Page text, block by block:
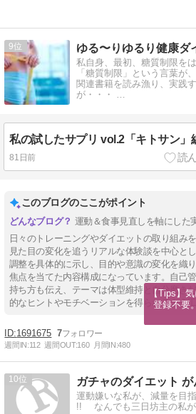
9 ゆる〜りゆるり健康ダ
私自身、最初、糖質制限を
「糖質制限」という言葉が
関連書籍を読み漁り、実践
が・・・ …
81日前
このブログのここがポイント
運動＆食事見直しを軸にした
日々のトレーニングやダイエットの取り組み
見た目の変化を追うリアルな体験談を中心と
調整を具体的に示し、目的や意識の変化を織
焦点を当てた内容構成になっています。自己
持ち方も伝え、テーマは体型維持と自分磨き
的なヒントやモチベーションを得られるよう
1691675 7
週間IN:112 週間OUT:160 月間IN:480
10 ガチャのダイエット が
運動嫌いな私が、減量を目
!! なんでも三日坊主の私が
【Tips】
登録不要